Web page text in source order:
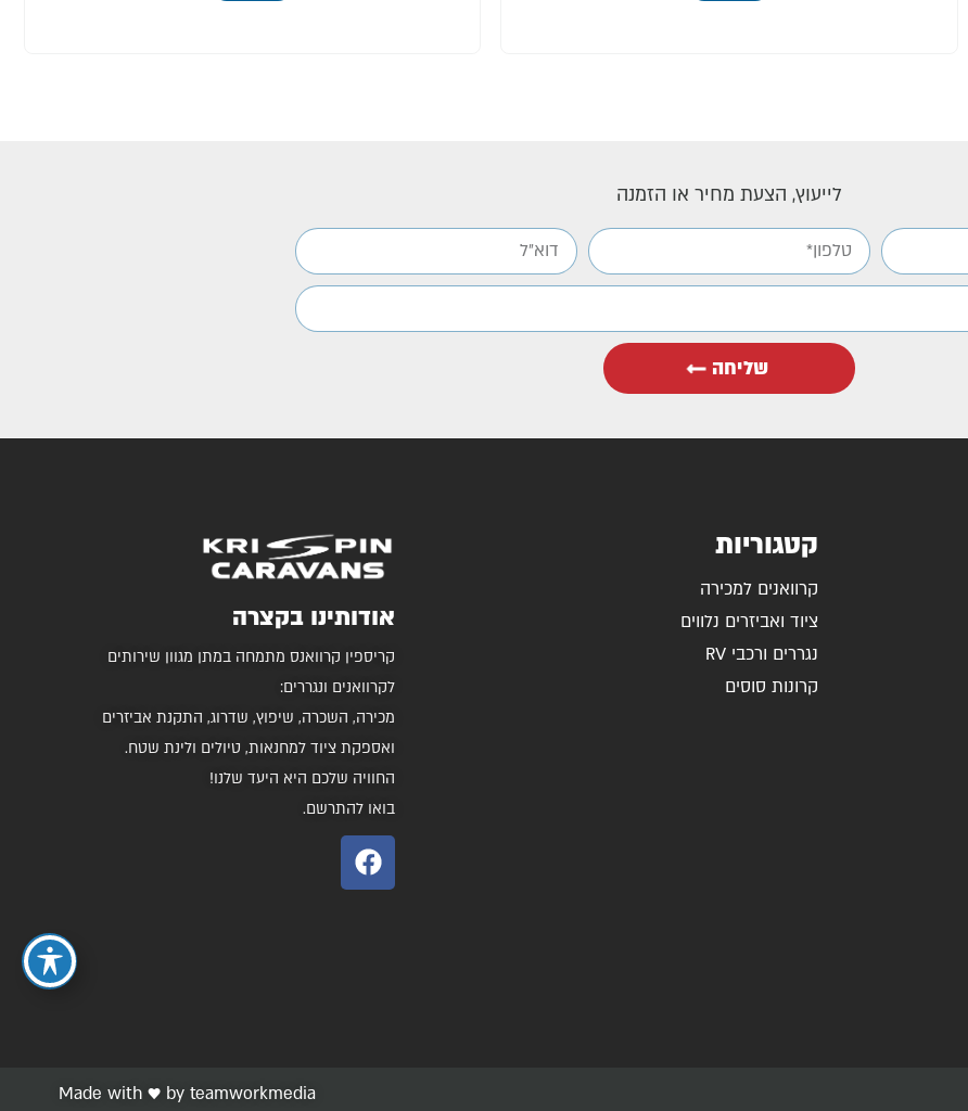
לייעוץ, הצעת מחיר או הזמנה
שליחה
קטגוריות
קרוואנים למכירה
ציוד ואביזרים נלווים
נגררים ורכבי RV
קרונות סוסים
אודותינו בקצרה
קריספין קרוואנס מתמחה במתן מגוון שירותים
לקרוואנים ונגררים:
מכירה, השכרה, שיפוץ, שדרוג, התקנת אביזרים
ואספקת ציוד למחנאות, טיולים ולינת שטח.
החוויה שלכם היא היעד שלנו!
בואו להתרשם.
Made with ♥️ by teamworkmedia